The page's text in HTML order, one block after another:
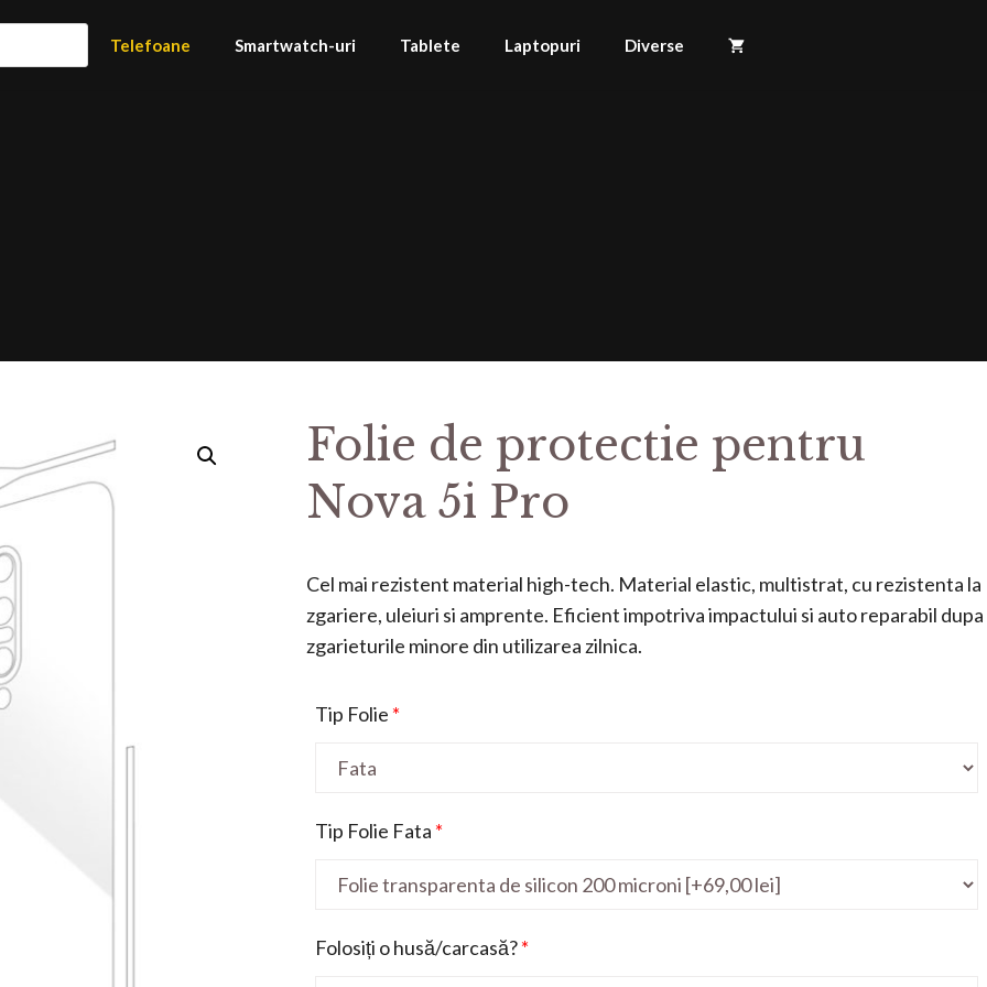
Telefoane Smartwatch-uri Tablete Laptopuri Diverse
Folie de protectie pentru
Nova 5i Pro
Cel mai rezistent material high-tech. Material elastic, multistrat, cu rezistenta la
zgariere, uleiuri si amprente. Eficient impotriva impactului si auto reparabil dupa
zgarieturile minore din utilizarea zilnica.
Tip Folie *
Tip Folie Fata *
Folosiți o husă/carcasă?*